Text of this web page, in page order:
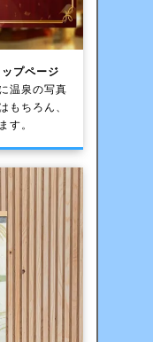
プページ
温泉の写真
もちろん、
す。